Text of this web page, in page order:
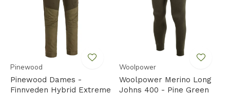
Pinewood
Pinewood Dames -
Finnveden Hybrid Extreme
Woolpower
Woolpower Merino Long
Johns 400 - Pine Green